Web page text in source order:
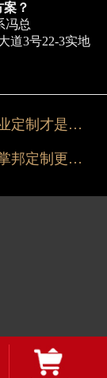
？
冯总
道3号22-3实地
重庆串串香底料怎么选？专业定制才是关键
万州烤鱼调料哪家强？重庆掌邦定制更地道